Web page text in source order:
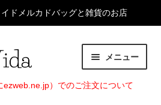
ドメルカドバッグと雑貨のお店
メニュー
ezweb.ne.jp）でのご注文について